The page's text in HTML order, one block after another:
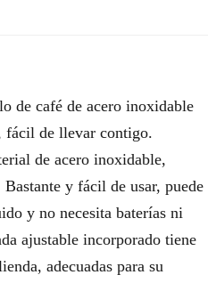
de café de acero inoxidable
fácil de llevar contigo.
de acero inoxidable,
y fácil de usar, puede
y no necesita baterías ni
ajustable incorporado tiene
adecuadas para su